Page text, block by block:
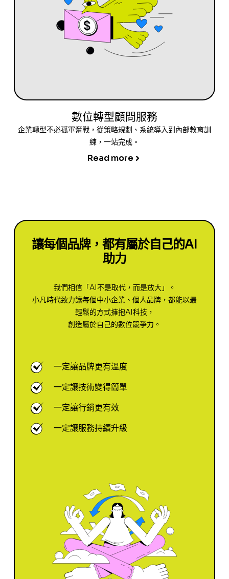
數位轉型顧問服務
企業轉型不必孤軍奮戰，從策略規劃、系統導入到內部教育訓
練，一站完成。
Read more
讓每個品牌，都有屬於自己的AI
助力
我們相信「AI不是取代，而是放大」。
小凡時代致力讓每個中小企業、個人品牌，都能以最
輕鬆的方式擁抱AI科技，
創造屬於自己的數位競爭力。
一定讓品牌更有溫度
一定讓技術變得簡單
一定讓行銷更有效
一定讓服務持續升級